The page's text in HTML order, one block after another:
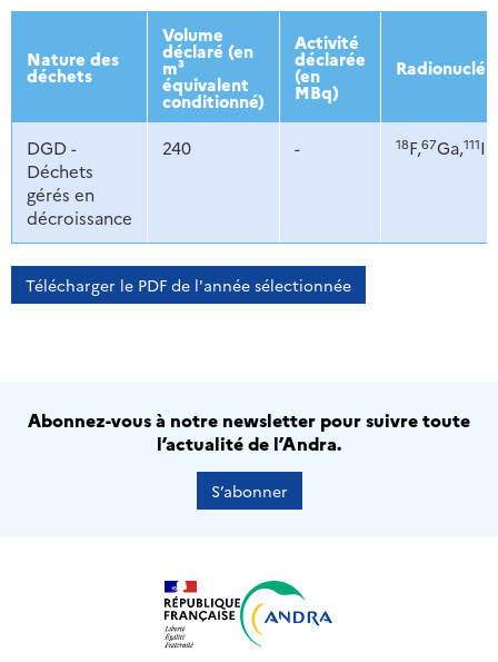
2013 2014 2015 2016
Nature des
déchets
Volume
déclaré (en
m³
équivalent
conditionné)
Activité
déclarée
(en
MBq)
DGD -
Déchets
gérés en
décroissance
240 - 18F,67Ga,111
Télécharger le PDF de l'année sélectionnée
Abonnez-vous à notre newsletter pour suivre toute
l’actualité de l’Andra.
S’abonner